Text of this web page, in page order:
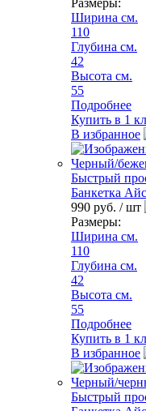
Ширина см.
110
Глубина см.
42
Высота см.
55
Подробнее
Купить в 1
В избранное
Быстрый
Банкетка
990 руб. / шт
Размеры:
Ширина см.
110
Глубина см.
42
Высота см.
55
Подробнее
Купить в 1
В избранное
Быстрый